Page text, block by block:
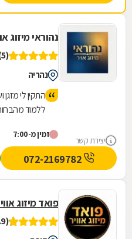
יצירת קשר
נהוראי מיזוג
(5)
נהריה
התקין לי מזגן
ללמוד
ליום למחרת
נוסף תודה על
זמין מ-7:00
פואד מיזוג
(4.9)